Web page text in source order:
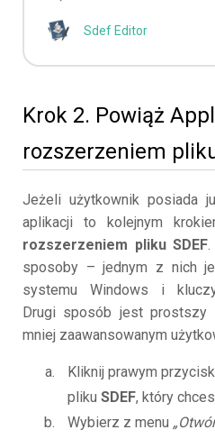
Sdef Editor
Krok 2. Powiąż
rozszerzeniem
Jeżeli użytkownik posiada
aplikacji to kolejnym
rozszerzeniem pliku SDEF
sposoby – jednym z nich
systemu Windows i
Drugi sposób jest prostszy
mniej zaawansowanym
Kliknij prawym
pliku SDEF, który
Wybierz z menu